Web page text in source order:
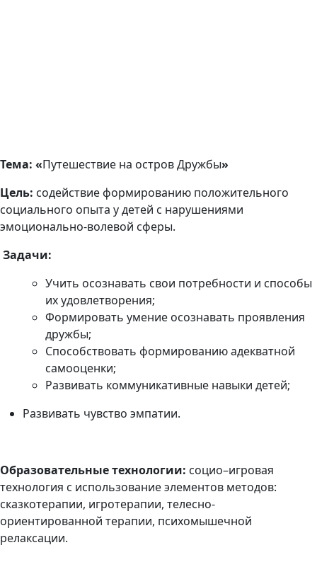
Тема: «Путешествие на остров Дружбы»
Цель: содействие формированию положительного
социального опыта у детей с нарушениями
эмоционально-волевой сферы.
Задачи:
Учить осознавать свои потребности и способы
их удовлетворения;
Формировать умение осознавать проявления
дружбы;
Способствовать формированию адекватной
самооценки;
Развивать коммуникативные навыки детей;
Развивать чувство эмпатии.
Образовательные технологии: социо–игровая
технология с использование элементов методов:
сказкотерапии, игротерапии, телесно-
ориентированной терапии, психомышечной
релаксации.